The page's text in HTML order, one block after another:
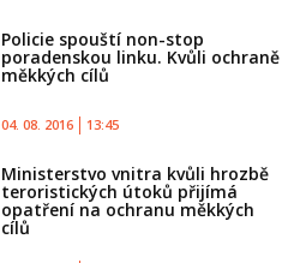
Policie spouští non-stop
poradenskou linku. Kvůli ochraně
měkkých cílů
04. 08. 2016 13:45
Ministerstvo vnitra kvůli hrozbě
teroristických útoků přijímá
opatření na ochranu měkkých
cílů